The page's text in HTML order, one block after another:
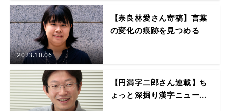
2023.10.06
【奈良林愛さん寄稿】言葉
の変化の痕跡を見つめる
【円満字二郎さん連載】ち
ょっと深掘り漢字ニュー...